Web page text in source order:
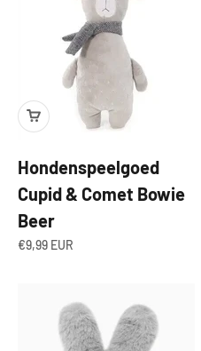
Hondenspeelgoed
Cupid & Comet Bowie
Beer
Aanbiedingsprijs
€9,99 EUR